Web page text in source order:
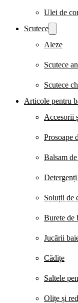
Ulei de
Scutece
Aleze
Scutece
Scutece
Articole pentru
Accesorii
Prosoape
Balsam
Soluții de
Burete de
Jucării
Cădițe
Saltele
Olițe și